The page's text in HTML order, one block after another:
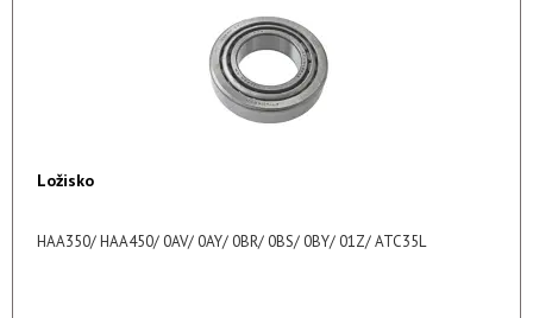
Ložisko
HAA350/ HAA450/ 0AV/ 0AY/ 0BR/ 0BS/ 0BY/ 01Z/ ATC35L